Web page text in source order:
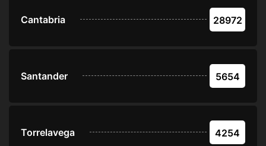
Cantabria 28972
Santander 5654
Torrelavega 4254